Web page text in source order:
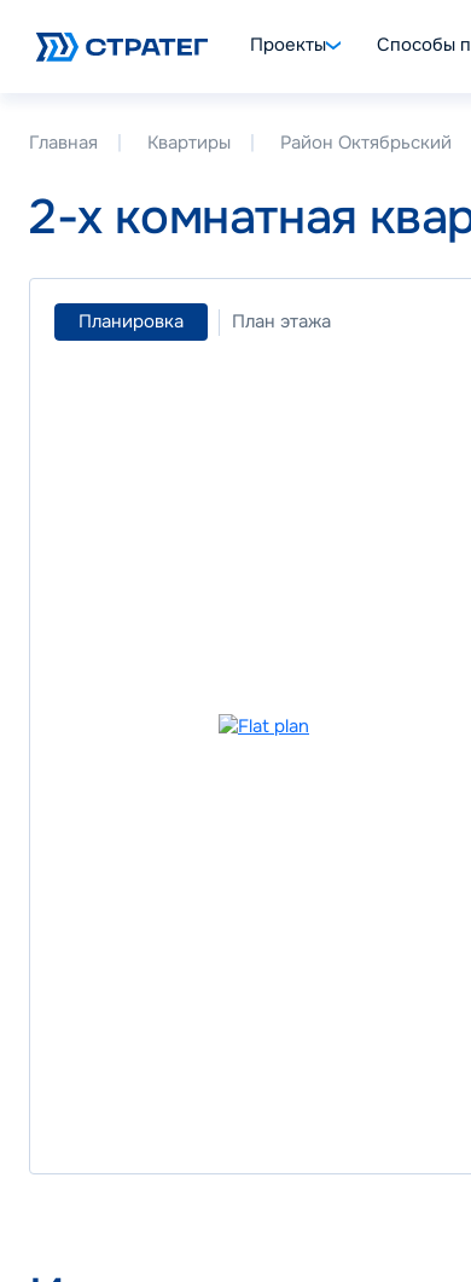
Проекты Способы
Главная Квартиры Район Октябрьский
2-х комнатная
Планировка План этажа